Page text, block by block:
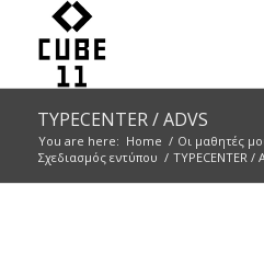
TYPECENTER / ADVS
You are here: Home / Οι μαθητές
Σχεδιασμός εντύπου / TYPECENTER /